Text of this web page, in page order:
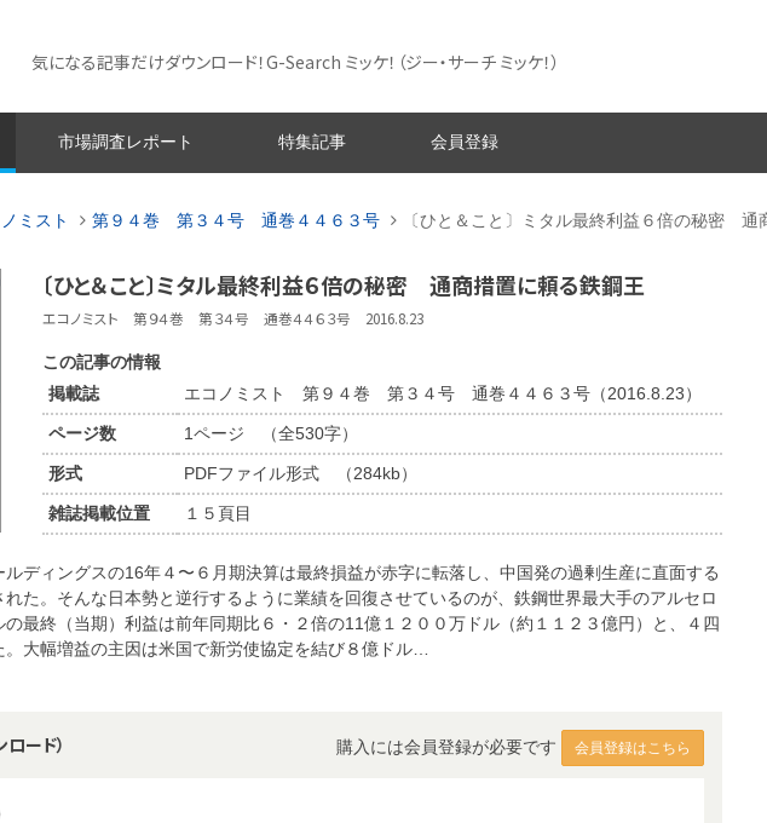
気になる記事だけダウンロード！G-Search ミッケ！ （ジー・サーチ ミッケ！）
市場調査レポート 特集記事 会員登録
ミスト 第９４巻 第３４号 通巻４４６３号 〔ひと＆こと〕ミタル最終利益６倍の秘密 通
〔ひと＆こと〕ミタル最終利益６倍の秘密 通商措置に頼る鉄鋼王
エコノミスト 第９４巻 第３４号 通巻４４６３号 2016.8.23
この記事の情報
掲載誌
エコノミスト 第９４巻 第３４号 通巻４４６３号（2016.8.23）
ページ数 1ページ （全530字）
形式 PDFファイル形式 （284kb）
雑誌掲載位置 １５頁目
ディングスの16年４〜６月期決算は最終損益が赤字に転落し、中国発の過剰生産に直面する
た。そんな日本勢と逆行するように業績を回復させているのが、鉄鋼世界最大手のアルセロ
最終（当期）利益は前年同期比６・２倍の11億１２００万ドル（約１１２３億円）と、４四
大幅増益の主因は米国で新労使協定を結び８億ドル…
ード） 購入には会員登録が必要です 会員登録はこちら